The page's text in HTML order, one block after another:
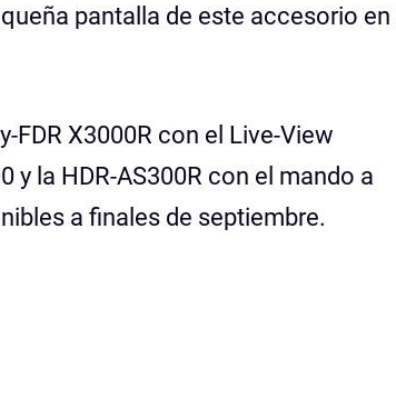
pantalla de este accesorio en
FDR X3000R con el Live-View
y la HDR-AS300R con el mando a
a finales de septiembre.